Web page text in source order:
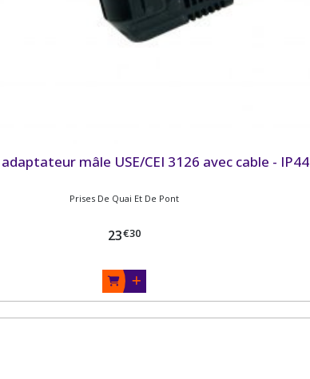
mâle USE/CEI 3126 avec cable - IP44
Prises De Quai Et De Pont
23€30